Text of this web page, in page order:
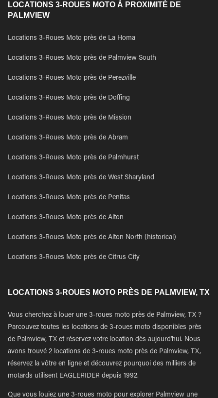
LOCATIONS 3-ROUES MOTO À PROXIMITÉ DE
PALMVIEW
Locations 3-Roues Moto près de La Homa
Locations 3-Roues Moto près de Palmview South
Locations 3-Roues Moto près de Perezville
Locations 3-Roues Moto près de Doffing
Locations 3-Roues Moto près de Mission
Locations 3-Roues Moto près de Abram
Locations 3-Roues Moto près de Palmhurst
Locations 3-Roues Moto près de West Sharyland
Locations 3-Roues Moto près de Penitas
Locations 3-Roues Moto près de Alton
Locations 3-Roues Moto près de Alton North (historical)
Locations 3-Roues Moto près de Citrus City
LOCATIONS 3-ROUES MOTO PRÈS DE PALMVIEW, TX
Vous cherchez à louer une 3-roues moto près de Palmview, TX ?
Parcouvez toutes les locations de 3-roues moto disponibles près
de Palmview, TX et réservez votre location dès aujourd'hui. Nous
avons trouvé 2 locations de 3-roues moto près de Palmview, TX,
réservez la vôtre en ligne et découvrez pourquoi des milliers de
motards utilisent EAGLERIDER depuis 1992.
Que vous louiez une 3-roues moto pour explorer Palmview une